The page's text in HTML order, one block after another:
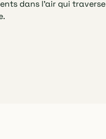
dans l'air qui traverse